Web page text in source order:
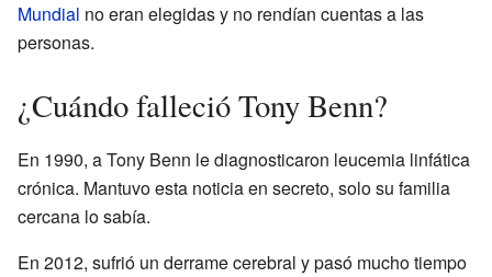
Mundial no eran elegidas y no rendían cuentas a las
personas.
¿Cuándo falleció Tony Benn?
En 1990, a Tony Benn le diagnosticaron leucemia linfática
crónica. Mantuvo esta noticia en secreto, solo su familia
cercana lo sabía.
En 2012, sufrió un derrame cerebral y pasó mucho tiempo